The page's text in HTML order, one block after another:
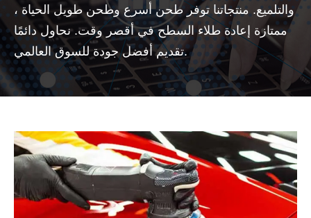
والتلميع. منتجاتنا توفر طحن أسرع وطحن طويل الحياة ،
ممتازة إعادة طلاء السطح في أقصر وقت. نحاول دائمًا
تقديم أفضل جودة للسوق العالمي.